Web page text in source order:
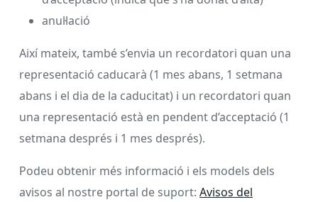
anul·lació
Així mateix, també s’envia un recordatori quan una
representació caducarà (1 mes abans, 1 setmana
abans i el dia de la caducitat) i un recordatori quan
una representació està en pendent d’acceptació (1
setmana després i 1 mes després).
Podeu obtenir més informació i els models dels
avisos al nostre portal de suport: Avisos del